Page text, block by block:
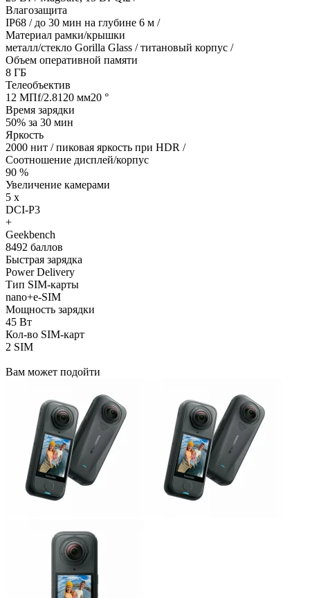
Влагозащита
IP68 / до 30 мин на глубине 6 м /
Материал рамки/крышки
металл/стекло Gorilla Glass / титановый корпус /
Объем оперативной памяти
8 ГБ
Телеобъектив
12 МПf/2.8120 мм20 °
Время зарядки
50% за 30 мин
Яркость
2000 нит / пиковая яркость при HDR /
Соотношение дисплей/корпус
90 %
Увеличение камерами
5 x
DCI-P3
+
Geekbench
8492 баллов
Быстрая зарядка
Power Delivery
Тип SIM-карты
nano+e-SIM
Мощность зарядки
45 Вт
Кол-во SIM-карт
2 SIM
Вам может подойти